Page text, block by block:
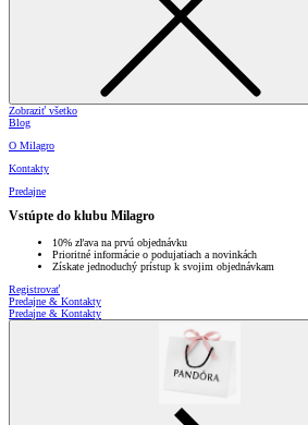
Zobraziť všetko
Blog
O Milagro
Kontakty
Predajne
Vstúpte do klubu Milagro
10% zľava na prvú objednávku
Prioritné informácie o podujatiach a novinkách
Získate jednoduchý prístup k svojim objednávkam
Registrovať
Predajne & Kontakty
Predajne & Kontakty